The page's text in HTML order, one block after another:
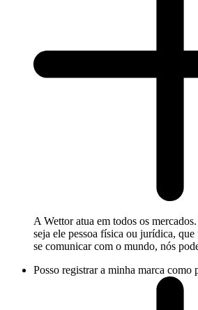
A Wettor atua em todos os
seja ele pessoa física ou jurídica,
se comunicar com o mundo, nós
Posso registrar a minha marca como